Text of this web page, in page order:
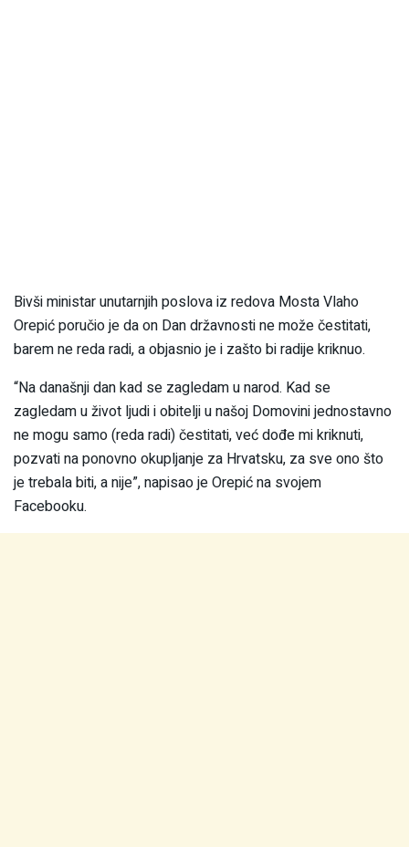
Bivši ministar unutarnjih poslova iz redova Mosta Vlaho
Orepić poručio je da on Dan državnosti ne može čestitati,
barem ne reda radi, a objasnio je i zašto bi radije kriknuo.
“Na današnji dan kad se zagledam u narod. Kad se
zagledam u život ljudi i obitelji u našoj Domovini jednostavno
ne mogu samo (reda radi) čestitati, već dođe mi kriknuti,
pozvati na ponovno okupljanje za Hrvatsku, za sve ono što
je trebala biti, a nije”, napisao je Orepić na svojem
Facebooku.